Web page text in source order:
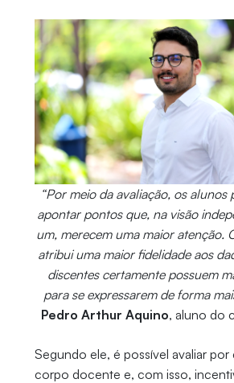
“Por meio da avaliação, os alunos
apontar pontos que, na visão
um, merecem uma maior atenção.
atribui uma maior fidelidade aos
discentes certamente possuem
para se expressarem de forma
Pedro Arthur Aquino, aluno do
Segundo ele, é possível avaliar por
corpo docente e, com isso,